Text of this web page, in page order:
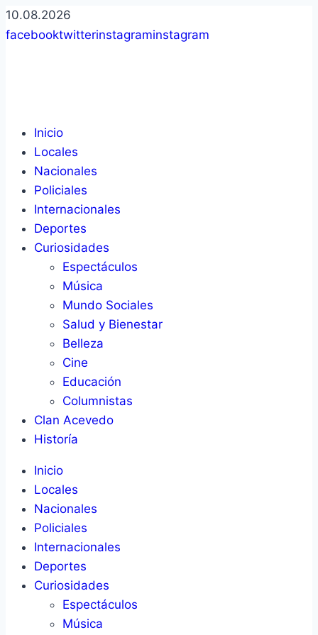
10.08.2026
facebooktwitterinstagraminstagram
Inicio
Locales
Nacionales
Policiales
Internacionales
Deportes
Curiosidades
Espectáculos
Música
Mundo Sociales
Salud y Bienestar
Belleza
Cine
Educación
Columnistas
Clan Acevedo
Historía
Inicio
Locales
Nacionales
Policiales
Internacionales
Deportes
Curiosidades
Espectáculos
Música